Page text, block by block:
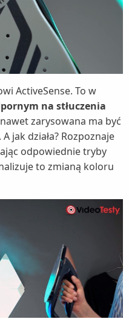
ActiveSense. To w
na stłuczenia
zarysowana ma być
jak działa? Rozpoznaje
odpowiednie tryby
to zmianą koloru